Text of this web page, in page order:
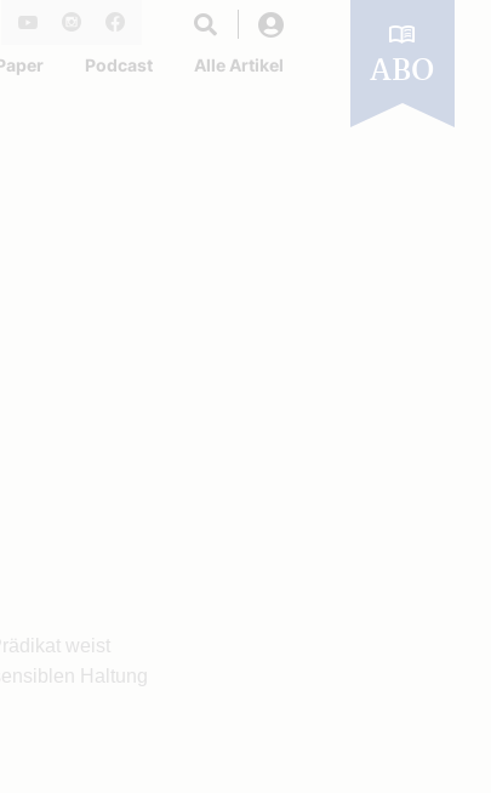
Facebook
Podcast Alle Artikel ABO
weist
Haltung